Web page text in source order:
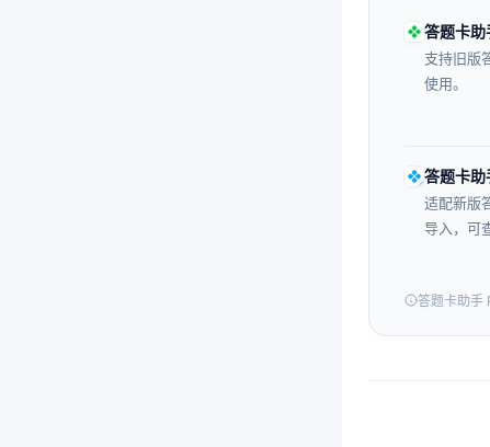
答题卡
支持旧版
使用。
答题卡助
适配新版
导入，可
答题卡助手